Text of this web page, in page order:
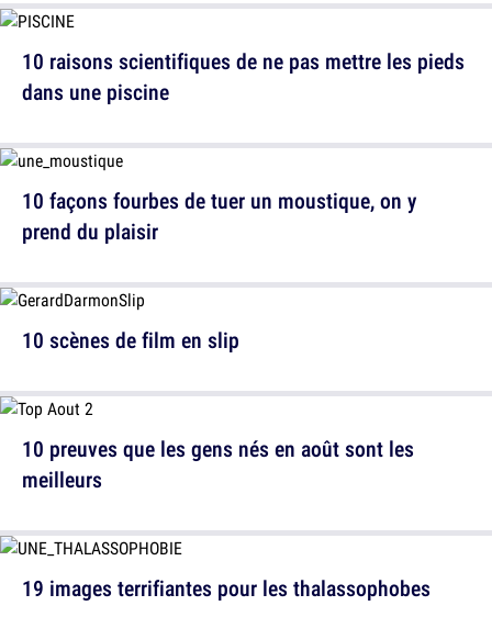
10 façons fourbes de tuer un moustique, on y
prend du plaisir
10 preuves que les gens nés en août sont les
meilleurs
10 raisons scientifiques de ne pas mettre les pieds
dans une piscine
10 scènes de film en slip
19 images terrifiantes pour les thalassophobes